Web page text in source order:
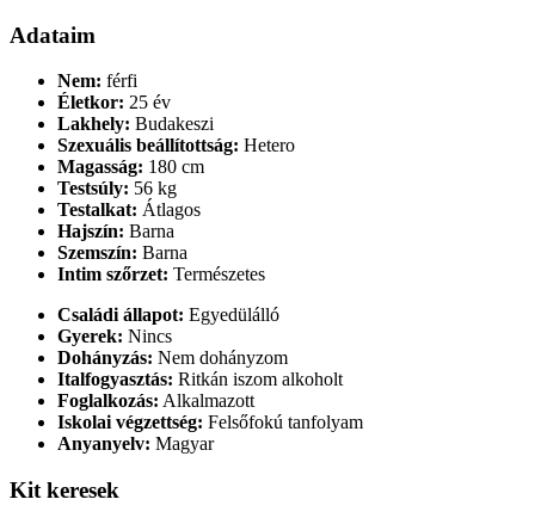
Adataim
Nem: férfi
Életkor: 25 év
Lakhely: Budakeszi
Szexuális beállítottság: Hetero
Magasság: 180 cm
Testsúly: 56 kg
Testalkat: Átlagos
Hajszín: Barna
Szemszín: Barna
Intim szőrzet: Természetes
Családi állapot: Egyedülálló
Gyerek: Nincs
Dohányzás: Nem dohányzom
Italfogyasztás: Ritkán iszom alkoholt
Foglalkozás: Alkalmazott
Iskolai végzettség: Felsőfokú tanfolyam
Anyanyelv: Magyar
Kit keresek